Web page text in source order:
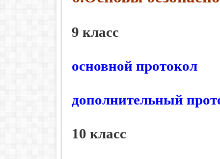
9 класс
основной протокол
дополнительный
10 класс